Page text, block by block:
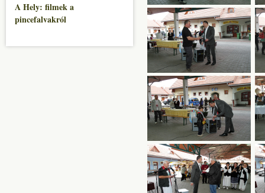
A Hely: filmek a
pincefalvakról